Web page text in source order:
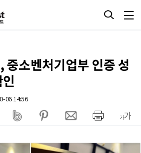
중소벤처기업부 인증 성
06 14:56